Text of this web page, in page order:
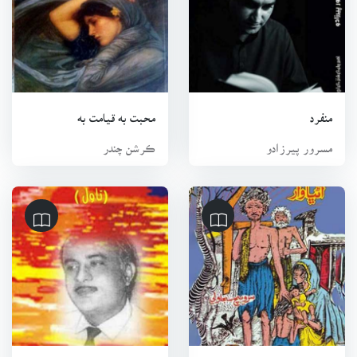
منفرد
مسرور پيرزادو
محبت به قيامت به